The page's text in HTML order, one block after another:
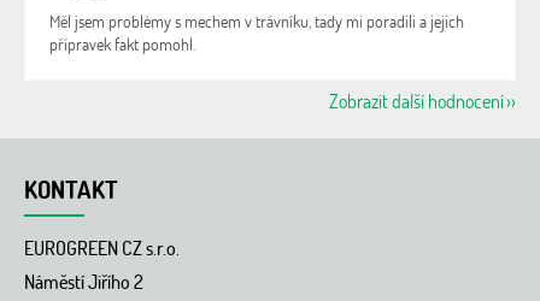
Měl jsem problémy s mechem v trávníku, tady mi poradili a jejich
přípravek fakt pomohl.
Zobrazit další hodnocení
KONTAKT
EUROGREEN CZ s.r.o.
Náměstí Jiřího 2